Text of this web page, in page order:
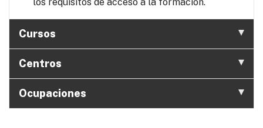
Cursos
Centros
Ocupaciones